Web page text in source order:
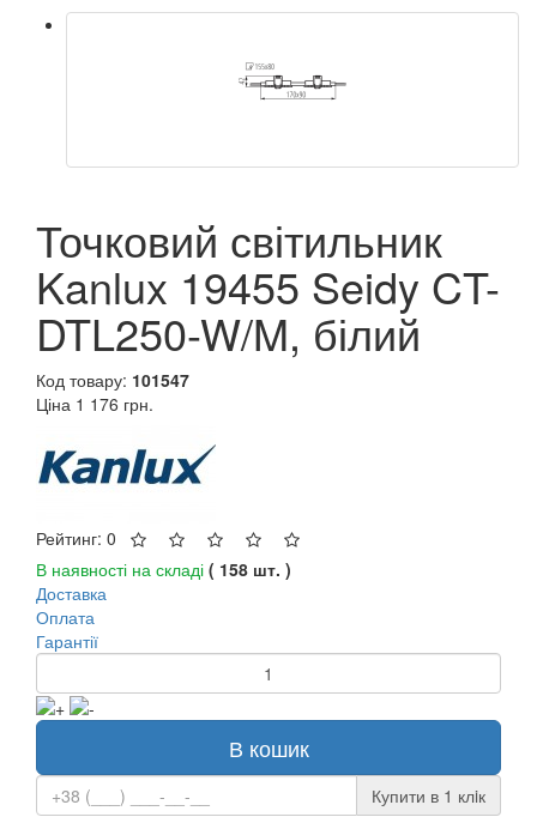
Точковий світильник
Kanlux 19455 Seidy CT-
DTL250-W/M, білий
Код товару: 101547
Ціна 1 176 грн.
Рейтинг: 0
В наявності на складі ( 158 шт. )
Доставка
Оплата
Гарантії
В кошик
Купити в 1 клiк